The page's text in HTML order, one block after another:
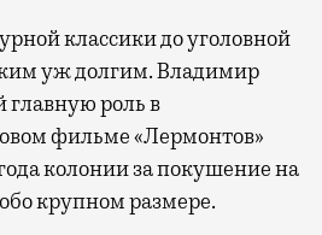
уж долгим. Владимир
роль в
фильме «Лермонтов»
колонии за покушение на
крупном размере.